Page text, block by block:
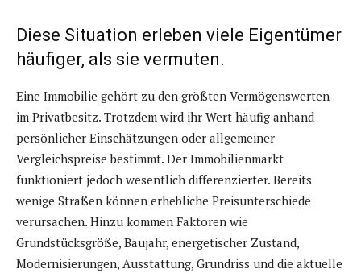
Diese Situation erleben viele Eigentümer
häufiger, als sie vermuten.
Eine Immobilie gehört zu den größten Vermögenswerten
im Privatbesitz. Trotzdem wird ihr Wert häufig anhand
persönlicher Einschätzungen oder allgemeiner
Vergleichspreise bestimmt. Der Immobilienmarkt
funktioniert jedoch wesentlich differenzierter. Bereits
wenige Straßen können erhebliche Preisunterschiede
verursachen. Hinzu kommen Faktoren wie
Grundstücksgröße, Baujahr, energetischer Zustand,
Modernisierungen, Ausstattung, Grundriss und die aktuelle